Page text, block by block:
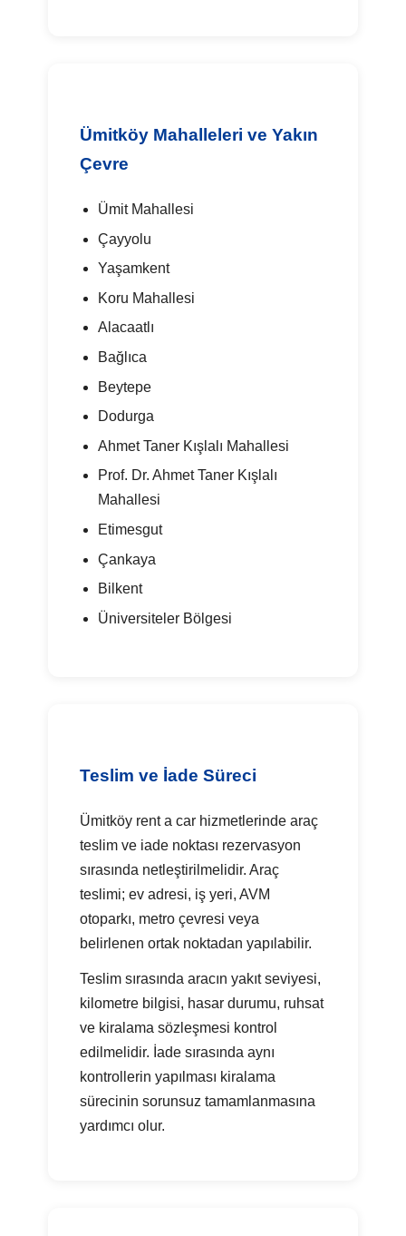
Ümitköy Mahalleleri ve Yakın
Çevre
Ümit Mahallesi
Çayyolu
Yaşamkent
Koru Mahallesi
Alacaatlı
Bağlıca
Beytepe
Dodurga
Ahmet Taner Kışlalı Mahallesi
Prof. Dr. Ahmet Taner Kışlalı
Mahallesi
Etimesgut
Çankaya
Bilkent
Üniversiteler Bölgesi
Teslim ve İade Süreci
Ümitköy rent a car hizmetlerinde araç
teslim ve iade noktası rezervasyon
sırasında netleştirilmelidir. Araç
teslimi; ev adresi, iş yeri, AVM
otoparkı, metro çevresi veya
belirlenen ortak noktadan yapılabilir.
Teslim sırasında aracın yakıt seviyesi,
kilometre bilgisi, hasar durumu, ruhsat
ve kiralama sözleşmesi kontrol
edilmelidir. İade sırasında aynı
kontrollerin yapılması kiralama
sürecinin sorunsuz tamamlanmasına
yardımcı olur.